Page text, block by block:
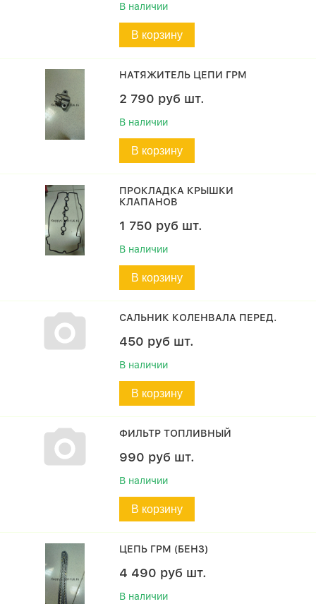
В наличии
В корзину
НАТЯЖИТЕЛЬ ЦЕПИ ГРМ
2 790 руб шт.
В наличии
В корзину
ПРОКЛАДКА КРЫШКИ
КЛАПАНОВ
1 750 руб шт.
В наличии
В корзину
САЛЬНИК КОЛЕНВАЛА ПЕРЕД.
450 руб шт.
В наличии
В корзину
ФИЛЬТР ТОПЛИВНЫЙ
990 руб шт.
В наличии
В корзину
ЦЕПЬ ГРМ (БЕНЗ)
4 490 руб шт.
В наличии